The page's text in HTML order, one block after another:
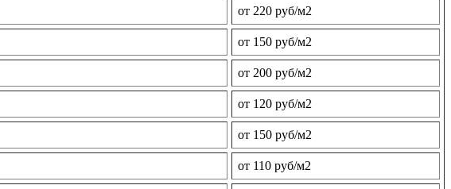
от 220 руб/м2
от 150 руб/м2
от 200 руб/м2
от 120 руб/м2
от 150 руб/м2
от 110 руб/м2